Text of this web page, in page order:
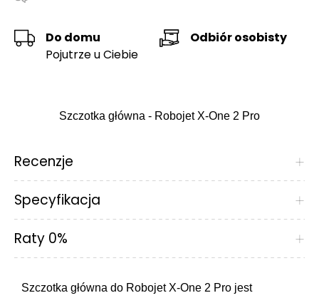
Do domu
Pojutrze u Ciebie
Odbiór osobisty
Szczotka główna - Robojet X-One 2 Pro
Recenzje +
Specyfikacja +
Raty 0% +
Szczotka główna do Robojet X-One 2 Pro jest